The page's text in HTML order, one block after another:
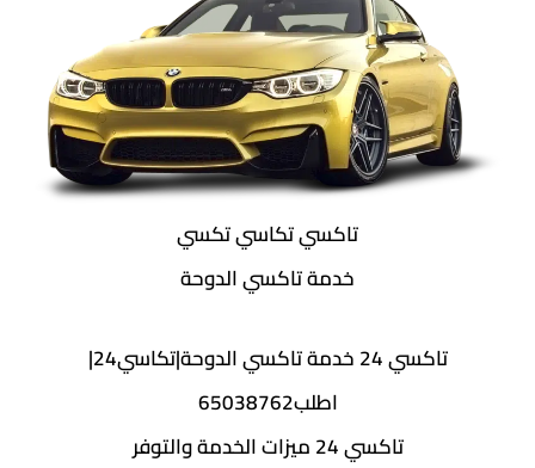
تاكسي تكاسي تكسي
خدمة تاكسي الدوحة
تاكسي 24 خدمة تاكسي الدوحة|تكاسي24|
اطلب65038762
تاكسي 24 ميزات الخدمة والتوفر